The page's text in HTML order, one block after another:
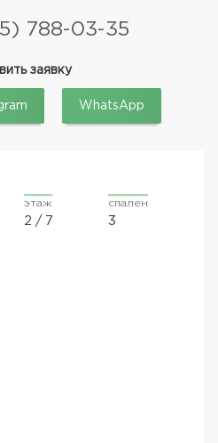
788-03-35
заявку
WhatsApp
этаж
2 / 7
спален
3